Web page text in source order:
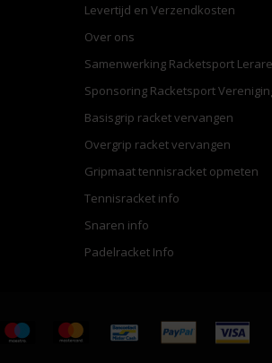
Levertijd en Verzendkosten
Over ons
Samenwerking Racketsport
Sponsoring Racketsport
Basisgrip racket vervangen
Overgrip racket vervangen
Gripmaat tennisracket opmeten
Tennisracket info
Snaren info
Padelracket Info